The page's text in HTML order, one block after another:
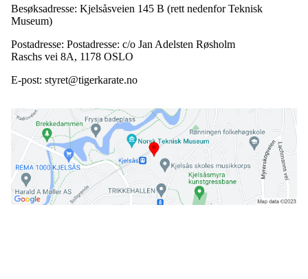
Besøksadresse: Kjelsåsveien 145 B (rett nedenfor Teknisk
Museum)
Postadresse: Postadresse: c/o Jan Adelsten Røsholm
Raschs vei 8A, 1178 OSLO
E-post: styret@tigerkarate.no